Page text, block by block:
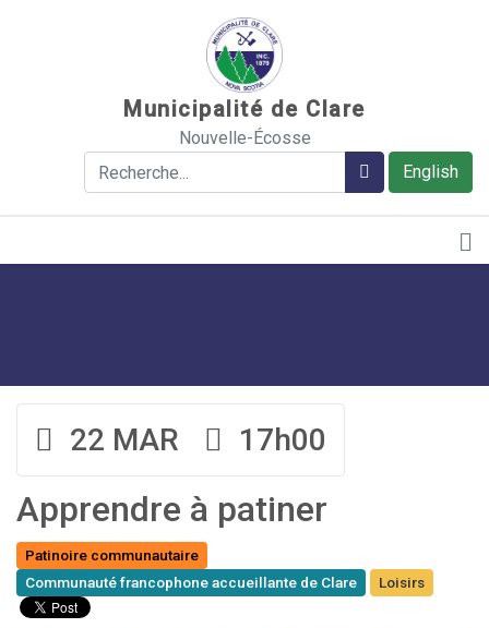
Municipalité de Clare
Nouvelle-Écosse
English
Rechercher Rechercher
22 MAR 17h00
Apprendre à patiner
Patinoire communautaire
Communauté francophone accueillante de Clare
Loisirs